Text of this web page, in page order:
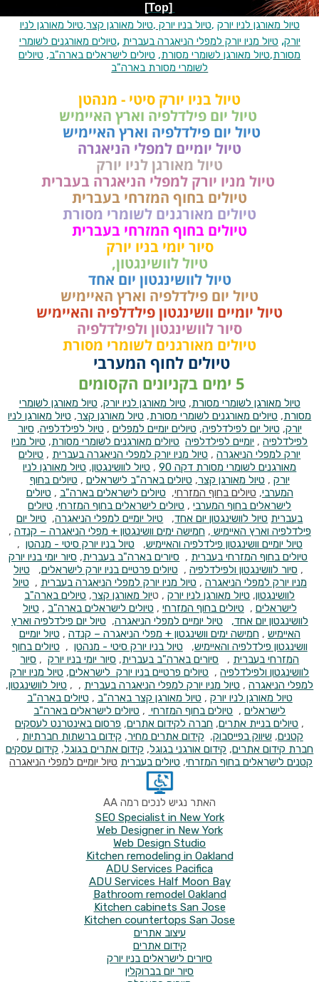
[Top]
טיול מאורגן לשומרי מסורת, טיול מאורגן לניו יורק, טיול מאורגן לשומרי
מסורת, טיולים מאורגנים לשומרי מסורת, טיול מאורגן קצר, טיול מאורגן לניו
יורק, טיול יום לפילדלפיה, טיולים יומיים למפלים , טיול לפילדלפיה, סיור
לפילדלפיה, יומיים לפילדלפיה טיולים מאורגנים לשומרי מסורת, טיול מניו
יורק למפלי הניאגרה, טיול מניו יורק למפלי הניאגרה בעברית , טיולים
מאורגנים לשומרי מסורת דקה 90
, טיול לוושינגטון, טיול מאורגן לניו
יורק , טיול מאורגן קצר, טיולים בארה"ב לישראלים , טיולים בחוף
המערבי, טיולים בחוף המזרחי, טיולים לישראלים בארה"ב , טיולים
לישראלים בחוף המערבי, טיולים לישראלים בחוף המזרחי, טיולים
בעברית טיול לוושינגטון יום אחד, טיול יומיים למפלי הניאגרה, טיול יום
פילדלפיה וארץ האיימיש , חמישה ימים וושינגטון + מפלי הניאגרה – קנדה ,
טיול יומיים וושינגטון פילדלפיה והאיימיש, טיול בניו יורק סיטי - מנהטן ,
טיולים בחוף המזרחי בעברית , סיורים בארה"ב בעברית, סיור יומי בניו יורק
, סיור לוושינגטון ולפילדלפיה , טיולים פרטיים בניו יורק לישראלים, טיול
מניו יורק למפלי הניאגרה , טיול מניו יורק למפלי הניאגרה בעברית , טיול
לוושינגטון, טיול מאורגן לניו יורק, טיול מאורגן קצר, טיולים בארה"ב
לישראלים , טיולים בחוף המזרחי , טיולים לישראלים בארה"ב , טיול
לוושינגטון יום אחד,
טיול יומיים למפלי הניאגרה, טיול יום פילדלפיה וארץ
האיימיש , חמישה ימים וושינגטון + מפלי הניאגרה – קנדה , טיול יומיים
וושינגטון פילדלפיה והאיימיש, טיול בניו יורק סיטי - מנהטן , טיולים בחוף
המזרחי בעברית , סיורים בארה"ב בעברית, סיור יומי בניו יורק, סיור
לוושינגטון ולפילדלפיה, טיולים פרטיים בניו יורק לישראלים, טיול מניו יורק
למפלי הניאגרה, טיול מניו יורק למפלי הניאגרה בעברית , , טיול לוושינגטון,
טיול מאורגן לניו יורק , טיול מאורגן קצר בארה"ב , טיולים בארה"ב
לישראלים, טיולים בחוף המזרחי , טיולים לישראלים בארה"ב
, טיוליםבניית אתרים, חברה לקידום אתרים, פרסום באינטרנט לעסקים
קטנים, שיווק בפייסבוק, קידום אתרים מחיר, קידום ברשתות חברתיות ,
חברת קידום אתרים, קידום אורגני בגוגל, קידום אתרים בגוגל, קידום עסקים
קטניםלישראלים בחוף המזרחי, טיולים בעברית טיול יומיים למפלי הניאגרה
טיול יום פילדלפיה וארץ האיימיש
טיול יום פילדלפיה וארץ האיימיש
טיול בניו יורק סיטי - מנהטן
טיול מניו יורק למפלי הניאגרה בעברית
טיול מאורגן לניו יורק
טיול יומיים למפלי הניאגרה
טיולים בחוף המזרחי בעברית
טיולים מאורגנים לשומרי מסורת
טיולים בחוף המזרחי בעברית
טיול יום פילדלפיה וארץ האיימיש
טיול לוושינגטון יום אחד
טיול לוושינגטון,
טיולים מאורגנים לשומרי מסורת
סיור לוושינגטון ולפילדלפיה
טיול יומיים וושינגטון פילדלפיה והאיימיש
סיור יומי בניו יורק
האתר נגיש לנכים רמה AA
טיולים לחוף המערבי
5 ימים בקניונים הקסומים
טיול מאורגן לניו יורק ,טיול בניו יורק ,טיול מאורגן קצר,טיול מאורגן לניו
יורק, טיול מניו יורק למפלי הניאגרה בעברית ,טיולים מאורגנים לשומרי
מסורת,טיול מאורגן לשומרי מסורת, טיולים לישראלים בארה"ב, טיולים
לשומרי מסורת בארה"ב
SEO Specialist in New York
Web Designer in New York
Web Design Studio
Kitchen remodeling in Oakland
ADU Services Pacifica
ADU Services Half Moon Bay
Bathroom remodel Oakland
Kitchen cabinets San Jose
Kitchen countertops San Jose
עיצוב אתרים
קידום אתרים
סיורים לישראלים בניו יורק
סיור יום בברוקלין